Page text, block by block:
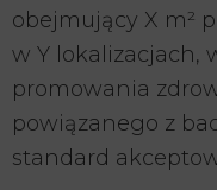
obejmujący X m²
w Y lokalizacjach,
promowania
powiązanego z
standard